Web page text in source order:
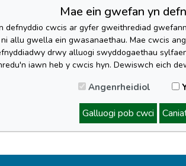
Mae ein gwefan yn
defnyddio cwcis ar gyfer gweithrediad
allu gwella ein gwasanaethau. Mae cwcis
drwy alluogi swyddogaethau
iawn heb y cwcis hyn. Dewiswch eich
Angenrheidiol
Galluogi pob cwci